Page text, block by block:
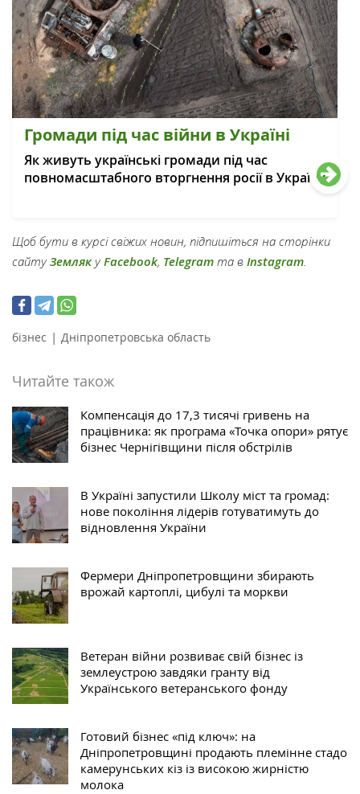
Громади під час війни в Україні
Як живуть українські громади під час
повномасштабного вторгнення росії в Україну
Щоб бути в курсі свіжих новин, підпишіться на сторінки
сайтуЗемлякуFacebook, Telegram та в Instagram.
бізнес | Дніпропетровська область
Читайте також
Компенсація до 17,3 тисячі гривень на
працівника: як програма «Точка опори» рятує
бізнес Чернігівщини після обстрілів
В Україні запустили Школу міст та громад:
нове покоління лідерів готуватимуть до
відновлення України
Фермери Дніпропетровщини збирають
врожай картоплі, цибулі та моркви
Ветеран війни розвиває свій бізнес із
землеустрою завдяки гранту від
Українського ветеранського фонду
Готовий бізнес «під ключ»: на
Дніпропетровщині продають племінне стадо
камерунських кіз із високою жирністю
молока